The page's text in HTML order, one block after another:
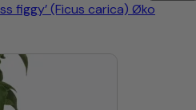
figgy’ (Ficus carica) Øko